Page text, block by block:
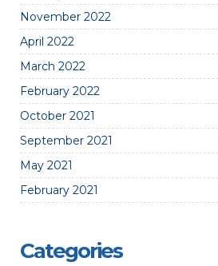
November 2022
April 2022
March 2022
February 2022
October 2021
September 2021
May 2021
February 2021
Categories